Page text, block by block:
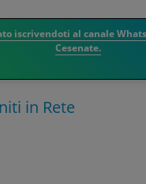
iscrivendoti al canale
Cesenate.